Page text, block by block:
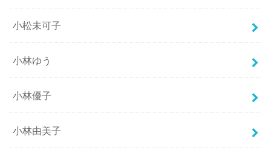
小松未可子
小林ゆう
小林優子
小林由美子